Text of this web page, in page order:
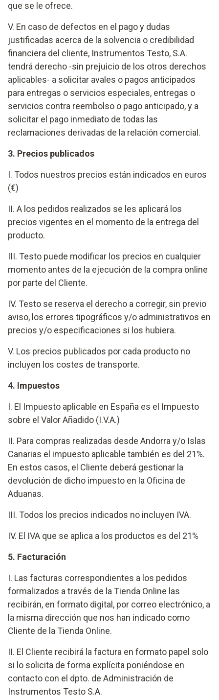
que se le ofrece.
V. En caso de defectos en el pago y dudas
justificadas acerca de la solvencia o credibilidad
financiera del cliente, Instrumentos Testo, S.A.
tendrá derecho -sin prejuicio de los otros derechos
aplicables- a solicitar avales o pagos anticipados
para entregas o servicios especiales, entregas o
servicios contra reembolso o pago anticipado, y a
solicitar el pago inmediato de todas las
reclamaciones derivadas de la relación comercial.
3. Precios publicados
I. Todos nuestros precios están indicados en euros
(€)
II. A los pedidos realizados se les aplicará los
precios vigentes en el momento de la entrega del
producto.
III. Testo puede modificar los precios en cualquier
momento antes de la ejecución de la compra online
por parte del Cliente.
IV. Testo se reserva el derecho a corregir, sin previo
aviso, los errores tipográficos y/o administrativos en
precios y/o especificaciones si los hubiera.
V. Los precios publicados por cada producto no
incluyen los costes de transporte.
4. Impuestos
I. El Impuesto aplicable en España es el Impuesto
sobre el Valor Añadido (I.V.A.)
II. Para compras realizadas desde Andorra y/o Islas
Canarias el impuesto aplicable también es del 21%.
En estos casos, el Cliente deberá gestionar la
devolución de dicho impuesto en la Oficina de
Aduanas.
III. Todos los precios indicados no incluyen IVA.
IV. El IVA que se aplica a los productos es del 21%
5. Facturación
I. Las facturas correspondientes a los pedidos
formalizados a través de la Tienda Online las
recibirán, en formato digital, por correo electrónico, a
la misma dirección que nos han indicado como
Cliente de la Tienda Online.
II. El Cliente recibirá la factura en formato papel solo
si lo solicita de forma explícita poniéndose en
contacto con el dpto. de Administración de
Instrumentos Testo S.A.